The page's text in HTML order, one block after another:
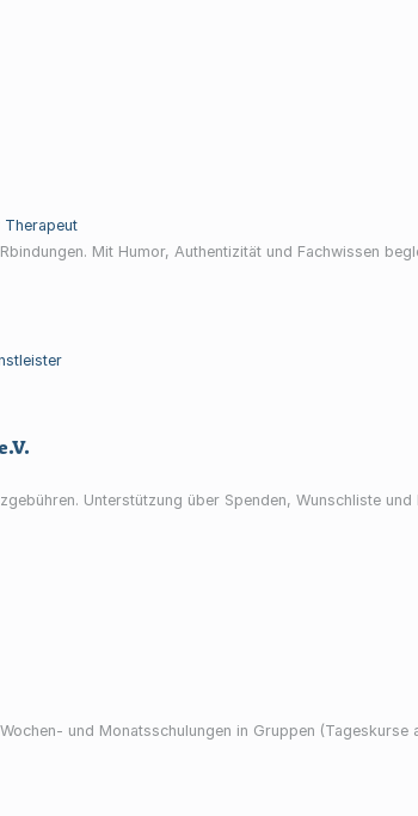
Mit Humor, Authentizität und Fachwissen
Unterstützung über Spenden, Wunschliste und
und Monatsschulungen in Gruppen (Tageskurse